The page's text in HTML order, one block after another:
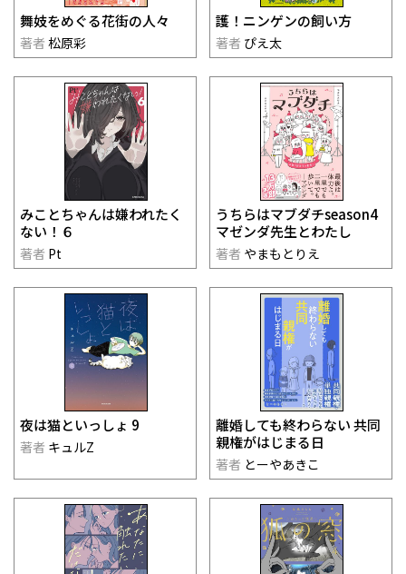
舞妓をめぐる花街の人々
著者 松原彩
護！ニンゲンの飼い方
著者 ぴえ太
みことちゃんは嫌われたく
ない！６
著者 Pt
うちらはマブダチseason4
マゼンダ先生とわたし
著者 やまもとりえ
夜は猫といっしょ 9
著者 キュルZ
離婚しても終わらない 共同
親権がはじまる日
著者 とーやあきこ